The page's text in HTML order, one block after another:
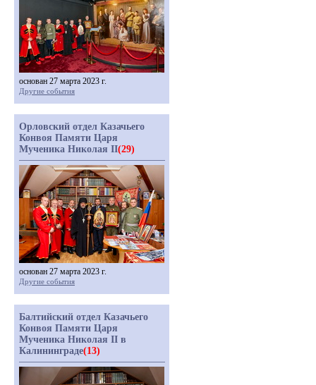
основан 27 марта 2023 г.
Другие события
Орловский отдел Казачьего
Конвоя Памяти Царя
Мученика Николая II(29)
основан 27 марта 2023 г.
Другие события
Балтийский отдел Казачьего
Конвоя Памяти Царя
Мученика Николая II в
Калининграде(13)